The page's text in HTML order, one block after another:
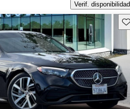
Verif. disponibilidad